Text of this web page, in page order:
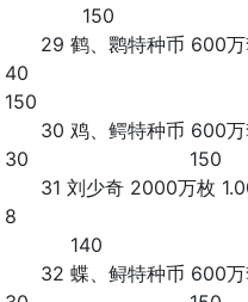
150
29 鹤、鹮特种币
40
150
30 鸡、鳄特种币 600
30 150
31 刘少奇 2000万
8
140
32 蝶、鲟特种币 600